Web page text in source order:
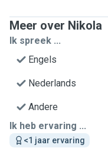
Meer over Nikola
Ik spreek ...
Engels
Nederlands
Andere
Ik heb ervaring ...
<1 jaar ervaring